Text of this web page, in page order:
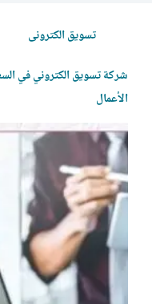
تسويق الكترونى
شركة تسويق الكتروني في
الأعمال